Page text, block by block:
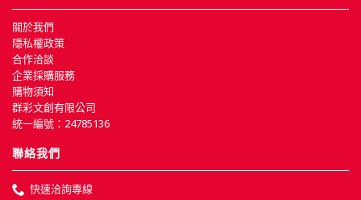
關於我們
隱私權政策
合作洽談
企業採購服務
購物須知
群彩文創有限公司
統一編號：24785136
聯絡我們
快速洽詢專線